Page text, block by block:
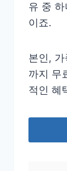
유 중
이죠.
본인,
까지 무
적인 혜